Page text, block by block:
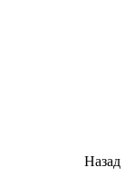
Назад